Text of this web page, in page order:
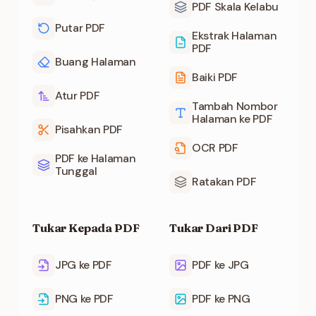
Putar PDF
Buang Halaman
Atur PDF
Pisahkan PDF
PDF ke Halaman
Tunggal
PDF Skala Kelabu
Ekstrak Halaman
PDF
Baiki PDF
Tambah Nombor
Halaman ke PDF
OCR PDF
Ratakan PDF
Tukar Kepada PDF
JPG ke PDF
PNG ke PDF
Tukar Dari PDF
PDF ke JPG
PDF ke PNG